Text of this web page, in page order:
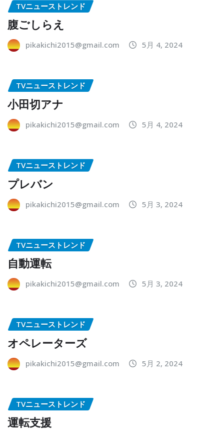
TVニューストレンド
腹ごしらえ
pikakichi2015@gmail.com 5月 4, 2024
TVニューストレンド
小田切アナ
pikakichi2015@gmail.com 5月 4, 2024
TVニューストレンド
プレバン
pikakichi2015@gmail.com 5月 3, 2024
TVニューストレンド
自動運転
pikakichi2015@gmail.com 5月 3, 2024
TVニューストレンド
オペレーターズ
pikakichi2015@gmail.com 5月 2, 2024
TVニューストレンド
運転支援